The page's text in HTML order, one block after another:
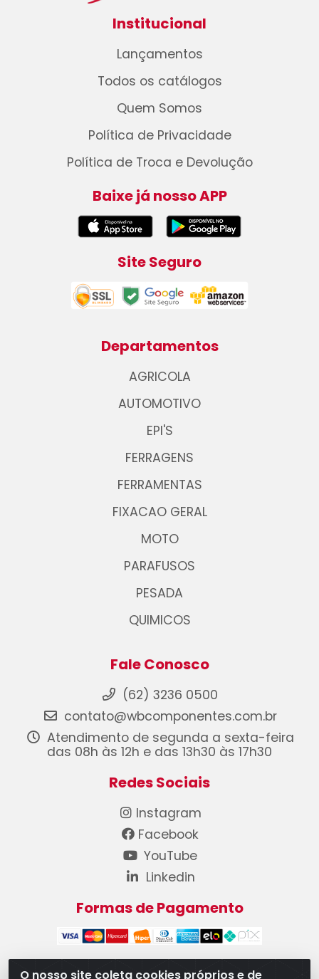
O nosso site coleta cookies próprios e de
Institucional
Lançamentos
Todos os catálogos
Quem Somos
Política de Privacidade
Política de Troca e Devolução
Baixe já nosso APP
Site Seguro
Departamentos
AGRICOLA
AUTOMOTIVO
EPI'S
FERRAGENS
FERRAMENTAS
FIXACAO GERAL
MOTO
PARAFUSOS
PESADA
QUIMICOS
Fale Conosco
(62) 3236 0500
contato@wbcomponentes.com.br
Atendimento de segunda a sexta-feira
das 08h às 12h e das 13h30 às 17h30
Redes Sociais
Instagram
Facebook
YouTube
Linkedin
Formas de Pagamento